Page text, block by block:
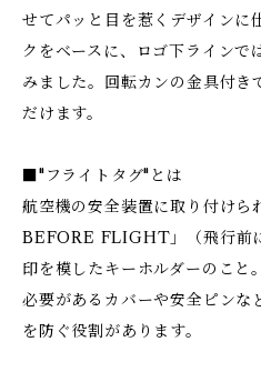
せてパッと目を惹くデザインに
クをベースに、ロゴ下ラインで
みました。回転カンの金具付き
だけます。
■"フライトタグ"とは
航空機の安全装置に取り付け
BEFORE FLIGHT」（飛行前
印を模したキーホルダーのこと
必要があるカバーや安全ピンな
を防ぐ役割があります。